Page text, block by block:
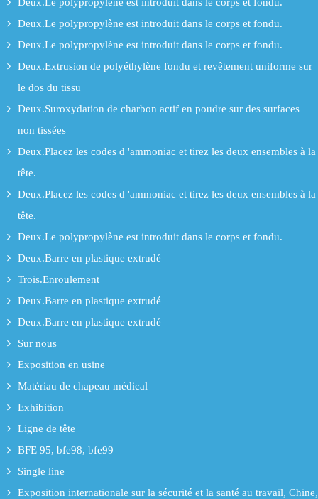
Deux.Le polypropylène est introduit dans le corps et fondu.
Deux.Le polypropylène est introduit dans le corps et fondu.
Deux.Extrusion de polyéthylène fondu et revêtement uniforme sur
le dos du tissu
Deux.Suroxydation de charbon actif en poudre sur des surfaces
non tissées
Deux.Placez les codes d 'ammoniac et tirez les deux ensembles à la
tête.
Deux.Placez les codes d 'ammoniac et tirez les deux ensembles à la
tête.
Deux.Le polypropylène est introduit dans le corps et fondu.
Deux.Barre en plastique extrudé
Trois.Enroulement
Deux.Barre en plastique extrudé
Deux.Barre en plastique extrudé
Sur nous
Exposition en usine
Matériau de chapeau médical
Exhibition
Ligne de tête
BFE 95, bfe98, bfe99
Single line
Exposition internationale sur la sécurité et la santé au travail, Chine,